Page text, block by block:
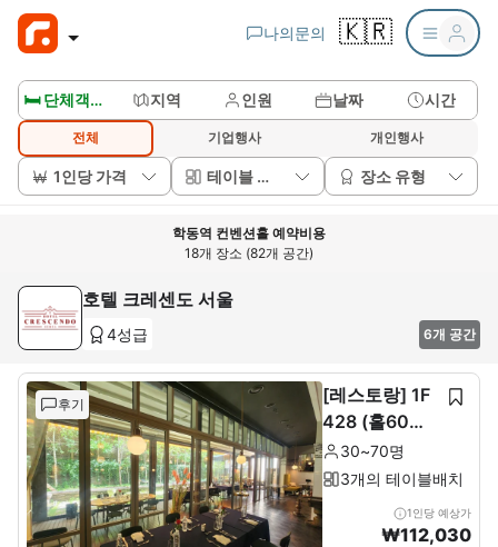
나의문의 🇰🇷
🛏️ 단체객실보기 지역 인원 날짜 시간
전체 기업행사 개인행사
1인당 가격 테이블 배치 장소 유형
학동역 컨벤션홀 예약비용
18개 장소 (82개 공간)
호텔 크레센도 서울
4성급 6개 공간
후기
[레스토랑] 1F
428 (홀60석+
룸10석)
30~70명
3개의 테이블배치
1인당 예상가
₩112,030